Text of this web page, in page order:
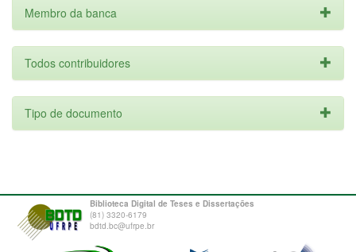
Membro da banca
Todos contribuidores
Tipo de documento
Biblioteca Digital de Teses e Dissertações
(81) 3320-6179
bdtd.bc@ufrpe.br